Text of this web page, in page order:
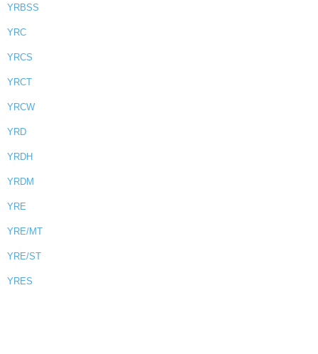
YRBSS
YRC
YRCS
YRCT
YRCW
YRD
YRDH
YRDM
YRE
YRE/MT
YRE/ST
YRES